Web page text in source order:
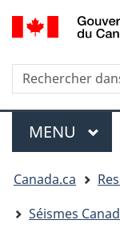
Rechercher
Rechercher
dans
Canada.ca
Menu
MENU
êtes
ici
Canada.ca
Séismes